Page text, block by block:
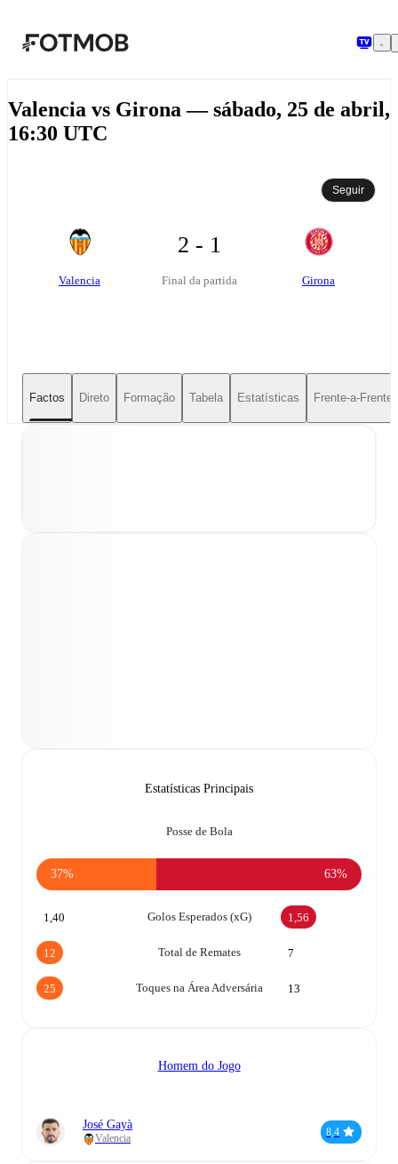
Valencia vs Girona — sábado, 25 de abril,
16:30 UTC
Seguir
Valencia
2 - 1
Final da partida Girona
Factos Direto Formação Tabela Estatísticas Frente-a-Frente
Estatísticas Principais
Posse de Bola
37% 63%
Golos Esperados (xG)
1,40 1,56
Total de Remates
12 7
Toques na Área Adversária
25 13
Homem do Jogo
José Gayà
Valencia
8,4